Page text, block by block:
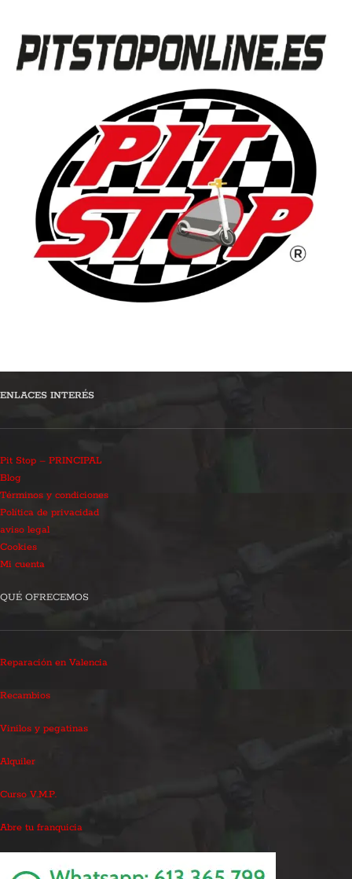
ENLACES INTERÉS
Pit Stop – PRINCIPAL
Blog
Términos y condiciones
Política de privacidad
aviso legal
Cookies
Mi cuenta
QUÉ OFRECEMOS
Reparación en Valencia
Recambios
Vinilos y pegatinas
Alquiler
Curso V.M.P.
Abre tu franquicia